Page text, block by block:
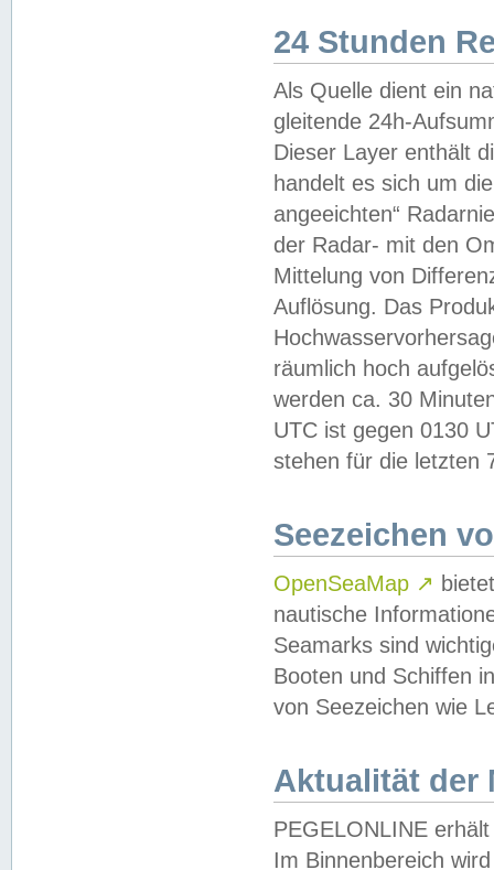
24 Stunden
Als Quelle dient ein
gleitende 24h-
Dieser Layer enthält
handelt es sich um
angeeichten“
der Radar- mit den
Mittelung von
Auflösung. Das
räumlich hoch
werden ca. 30
UTC ist gegen 0130
stehen für die letzten
Seezeichen
OpenSeaMap ↗
nautische
Seamarks sind
Booten und Schiffen
von Seezeichen wie
Aktualität der
PEGELONLINE
Im Binnenbereich